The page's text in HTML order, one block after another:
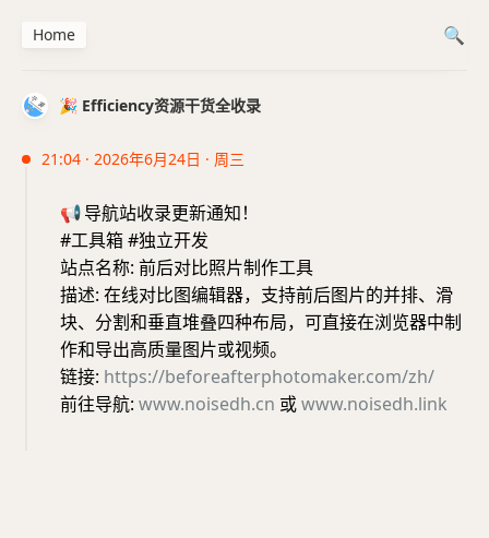
🎉 Efficiency资源干货全收录
21:04 · 2026年6月24日 · 周三
📢导航站收录更新通知！
#工具箱 #独立开发
站点名称: 前后对比照片制作工具
描述: 在线对比图编辑器，支持前后图片的并排、滑
块、分割和垂直堆叠四种布局，可直接在浏览器中制
作和导出高质量图片或视频。
链接: https://beforeafterphotomaker.com/zh/
前往导航: www.noisedh.cn 或www.noisedh.link
Home